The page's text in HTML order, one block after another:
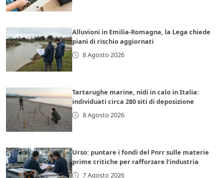
Alluvioni in Emilia-Romagna, la Lega chiede
piani di rischio aggiornati
8 Agosto 2026
Tartarughe marine, nidi in calo in Italia:
individuati circa 280 siti di deposizione
8 Agosto 2026
Urso: puntare i fondi del Pnrr sulle materie
prime critiche per rafforzare l’industria
7 Agosto 2026